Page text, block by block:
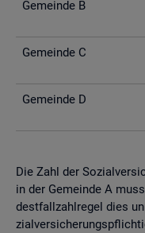
Ge­mein­de B
Ge­mein­de C
Ge­mein­de D
Die Zahl der
in der Ge­mein­de A
dest­fall­zahl­re­gel dies